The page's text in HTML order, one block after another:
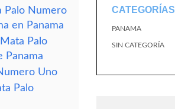
Palo Numero
en Panama
Palo
Panama
Uno
Palo
CATEGORÍAS
PANAMA
SIN CATEGORÍA